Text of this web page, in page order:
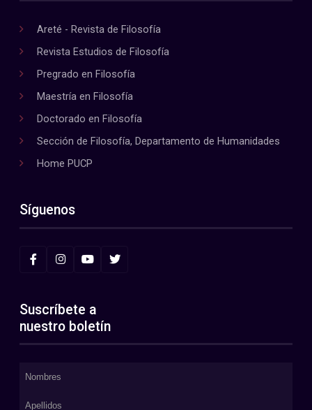
Areté - Revista de Filosofía
Revista Estudios de Filosofía
Pregrado en Filosofía
Maestría en Filosofía
Doctorado en Filosofía
Sección de Filosofía, Departamento de Humanidades
Home PUCP
Síguenos
Suscríbete a
nuestro boletín